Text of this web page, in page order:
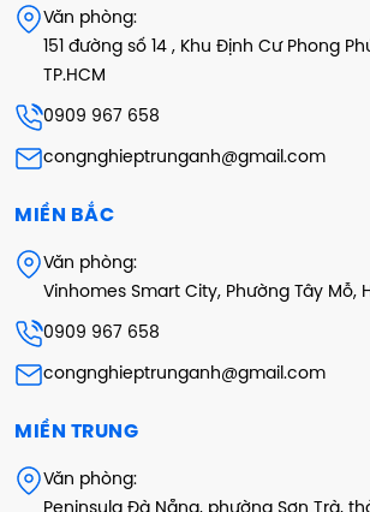
Văn phòng:
151 đường số 14 , Khu Định Cư Phong
TP.HCM
0909 967 658
congnghieptrunganh@gmail.com
MIỀN BẮC
Văn phòng:
Vinhomes Smart City, Phường Tây Mỗ,
0909 967 658
congnghieptrunganh@gmail.com
MIỀN TRUNG
Văn phòng: